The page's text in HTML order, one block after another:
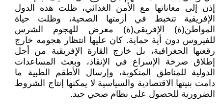
إذن إلى معاناتها مع الأمن الغذائي، ظلت هذه الدول
الإفريقية تتخبط في أزمتها الصحية، وظلت حياة
المواطن(ة) الإفريقي(ة) معرض للهجوم الشرس
للفيروس دون أية حماية. كان عليها انتظار هجومه خارج
رقعتها الجغرافية، بل خارج القارة الإفريقية من أجل
إطلاق صرخة الإسراع في الإنقاذ، وبعث المساعدات
الدولية للمناطق المنكوبة، وإرسال الأطقم الطبية ما
دامت بنيتها الاقتصادية والسياسية لا يمكنها إنتاج الشروط
الضرورية للحصول على نظام صحي جيد.